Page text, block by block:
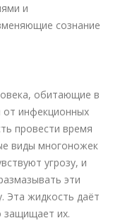
и
сознание
обитающие в
от инфекционных
провести время
виды многоножек
угрозу, и
эти
Эта жидкость даёт
защищает их.